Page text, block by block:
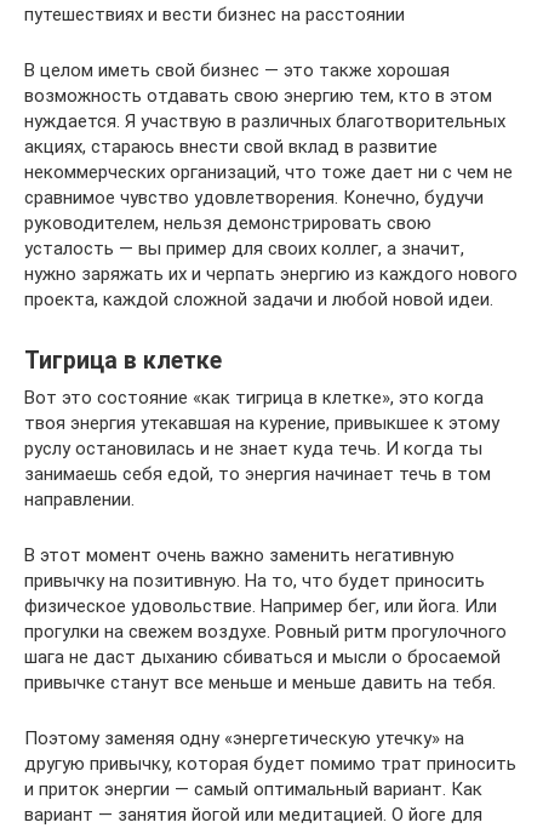
путешествиях и вести бизнес на расстоянии
В целом иметь свой бизнес — это также хорошая
возможность отдавать свою энергию тем, кто в этом
нуждается. Я участвую в различных благотворительных
акциях, стараюсь внести свой вклад в развитие
некоммерческих организаций, что тоже дает ни с чем не
сравнимое чувство удовлетворения. Конечно, будучи
руководителем, нельзя демонстрировать свою
усталость — вы пример для своих коллег, а значит,
нужно заряжать их и черпать энергию из каждого нового
проекта, каждой сложной задачи и любой новой идеи.
Тигрица в клетке
Вот это состояние «как тигрица в клетке», это когда
твоя энергия утекавшая на курение, привыкшее к этому
руслу остановилась и не знает куда течь. И когда ты
занимаешь себя едой, то энергия начинает течь в том
направлении.
В этот момент очень важно заменить негативную
привычку на позитивную. На то, что будет приносить
физическое удовольствие. Например бег, или йога. Или
прогулки на свежем воздухе. Ровный ритм прогулочного
шага не даст дыханию сбиваться и мысли о бросаемой
привычке станут все меньше и меньше давить на тебя.
Поэтому заменяя одну «энергетическую утечку» на
другую привычку, которая будет помимо трат приносить
и приток энергии — самый оптимальный вариант. Как
вариант — занятия йогой или медитацией. О йоге для